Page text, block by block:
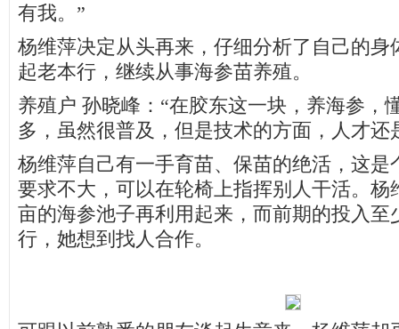
有我。”
杨维萍决定从头再来，仔细分析了自己的身
起老本行，继续从事海参苗养殖。
养殖户 孙晓峰：“在胶东这一块，养海参，
多，虽然很普及，但是技术的方面，人才还
杨维萍自己有一手育苗、保苗的绝活，这是
要求不大，可以在轮椅上指挥别人干活。杨
亩的海参池子再利用起来，而前期的投入至
行，她想到找人合作。